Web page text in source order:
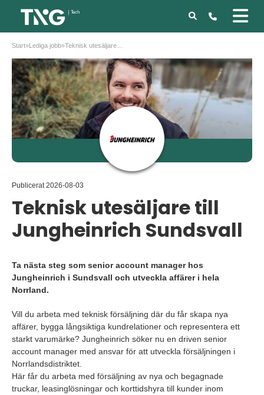
Start»Lediga jobb»
Publicerat2026-08-03
Teknisk utesäljare till
Jungheinrich Sundsvall
Ta nästa steg som senior account manager hos
Jungheinrich i Sundsvall och utveckla affärer i hela
Norrland.
Vill du arbeta med teknisk försäljning där du får skapa nya
affärer, bygga långsiktiga kundrelationer och representera ett
starkt varumärke? Jungheinrich söker nu en driven senior
account manager med ansvar för att utveckla försäljningen i
Norrlandsdistriktet.
Här får du arbeta med försäljning av nya och begagnade
truckar, leasinglösningar och korttidshyra till kunder inom